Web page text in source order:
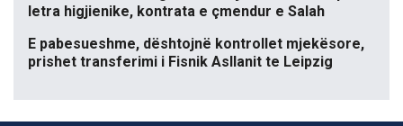
letra higjienike, kontrata e çmendur e Salah
E pabesueshme, dështojnë kontrollet mjekësore,
prishet transferimi i Fisnik Asllanit te Leipzig